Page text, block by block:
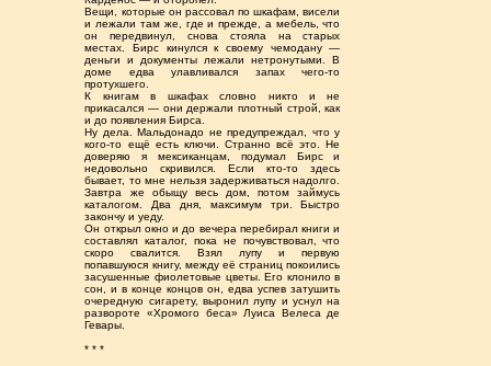
Вещи, которые он рассовал по шкафам, висели
и лежали там же, где и прежде, а мебель, что
он передвинул, снова стояла на старых
местах. Бирс кинулся к своему чемодану —
деньги и документы лежали нетронутыми. В
доме едва улавливался запах чего-то
протухшего.
К книгам в шкафах словно никто и не
прикасался — они держали плотный строй, как
и до появления Бирса.
Ну дела. Мальдонадо не предупреждал, что у
кого-то ещё есть ключи. Странно всё это. Не
доверяю я мексиканцам, подумал Бирс и
недовольно скривился. Если кто-то здесь
бывает, то мне нельзя задерживаться надолго.
Завтра же обыщу весь дом, потом займусь
каталогом. Два дня, максимум три. Быстро
закончу и уеду.
Он открыл окно и до вечера перебирал книги и
составлял каталог, пока не почувствовал, что
скоро свалится. Взял лупу и первую
попавшуюся книгу, между её страниц покоились
засушенные фиолетовые цветы. Его клонило в
сон, и в конце концов он, едва успев затушить
очередную сигарету, выронил лупу и уснул на
развороте «Хромого беса» Луиса Велеса де
Гевары.
* * *